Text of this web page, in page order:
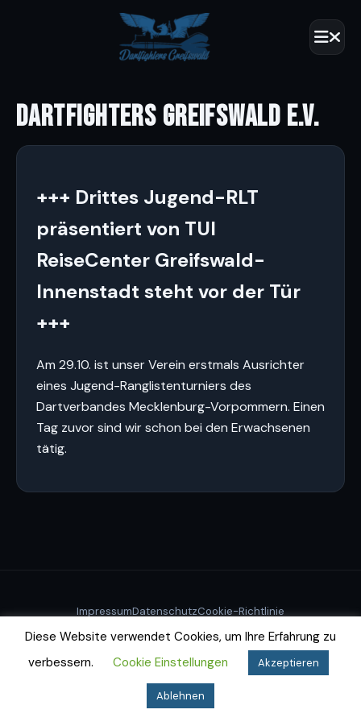
DARTFIGHTERS GREIFSWALD E.V.
+++ Drittes Jugend-RLT
präsentiert von TUI
ReiseCenter Greifswald-
Innenstadt steht vor der Tür
+++
Am 29.10. ist unser Verein erstmals Ausrichter
eines Jugend-Ranglistenturniers des
Dartverbandes Mecklenburg-Vorpommern. Einen
Tag zuvor sind wir schon bei den Erwachsenen
tätig.
ImpressumDatenschutzCookie-Richtlinie
Diese Website verwendet Cookies, um Ihre Erfahrung zu
verbessern.
Cookie Einstellungen Akzeptieren
Ablehnen